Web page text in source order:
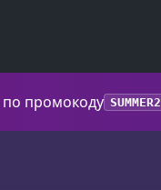
по промокоду